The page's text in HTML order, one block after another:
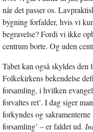
når det passer os.
bygning forfalder, hvis vi
begravelse? Fordi vi ikke
centrum borte. Og uden
Tabet kan også skyldes
Folkekirkens bekendelse
forsamling, i hvilken
forvaltes ret’. I dag siger
forkyndes og
forsamling’ – er faldet ud.